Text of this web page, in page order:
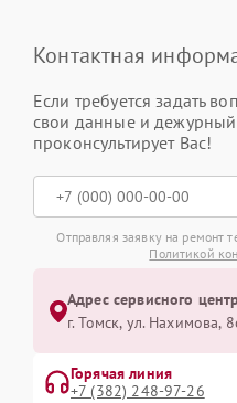
Контактная
Если требуется задать
свои данные и дежурный
проконсультирует Вас!
Отправляя заявку на ремонт
Политикой
Адрес сервисного
г. Томск, ул. Нахимова,
Горячая линия
+7 (382) 248-97-26